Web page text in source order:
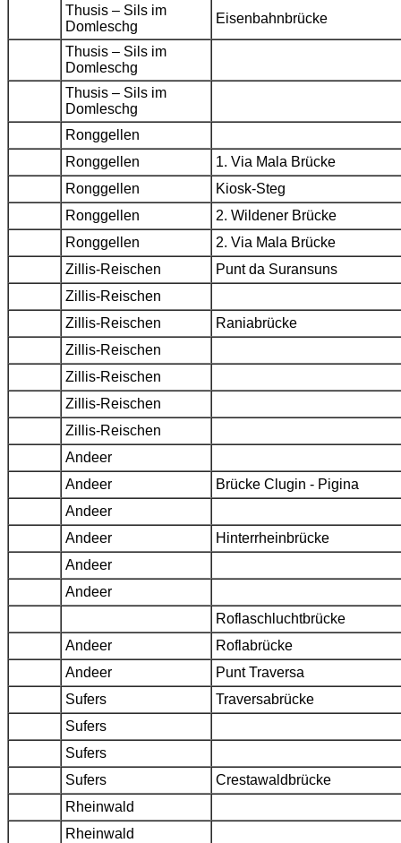
Thusis – Sils im
Domleschg
Eisenbahnbrücke
Thusis – Sils im
Domleschg
Thusis – Sils im
Domleschg
Ronggellen
Ronggellen
1. Via Mala Brücke
Ronggellen
Kiosk-Steg
Ronggellen
2. Wildener Brücke
Ronggellen
2. Via Mala Brücke
Zillis-Reischen
Punt da Suransuns
Zillis-Reischen
Zillis-Reischen
Raniabrücke
Zillis-Reischen
Zillis-Reischen
Zillis-Reischen
Zillis-Reischen
Andeer
Andeer
Brücke Clugin - Pigina
Andeer
Andeer
Hinterrheinbrücke
Andeer
Andeer
Roflaschluchtbrücke
Andeer
Roflabrücke
Andeer
Punt Traversa
Sufers
Traversabrücke
Sufers
Sufers
Sufers
Crestawaldbrücke
Rheinwald
Rheinwald